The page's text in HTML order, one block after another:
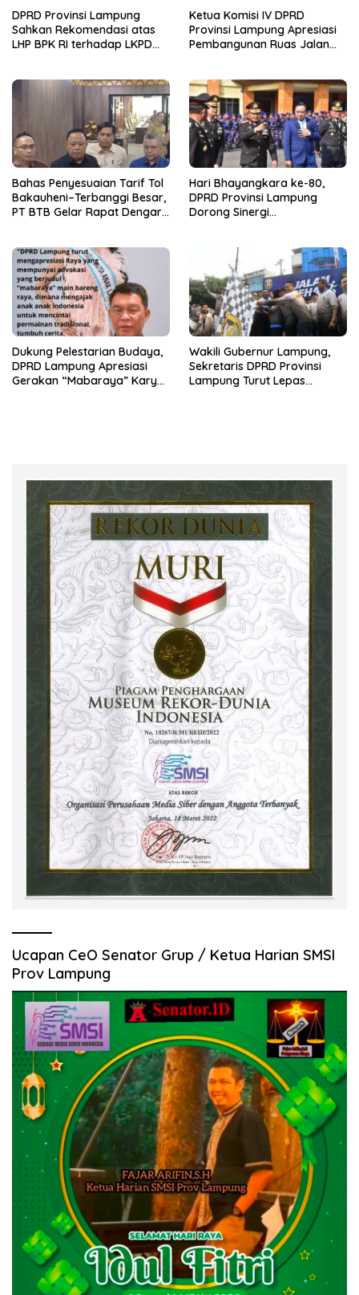
DPRD Provinsi Lampung
Sahkan Rekomendasi atas
LHP BPK RI terhadap LKPD
2025
Ketua Komisi IV DPRD
Provinsi Lampung Apresiasi
Pembangunan Ruas Jalan
Bahas Penyesuaian Tarif Tol
Bakauheni–Terbanggi Besar,
PT BTB Gelar Rapat Dengar
Hari Bhayangkara ke-80,
DPRD Provinsi Lampung
Dorong Sinergi
Dukung Pelestarian Budaya,
DPRD Lampung Apresiasi
Gerakan “Mabaraya” Karya
Wakili Gubernur Lampung,
Sekretaris DPRD Provinsi
Lampung Turut Lepas
Ucapan CeO Senator Grup / Ketua Harian SMSI
Prov Lampung